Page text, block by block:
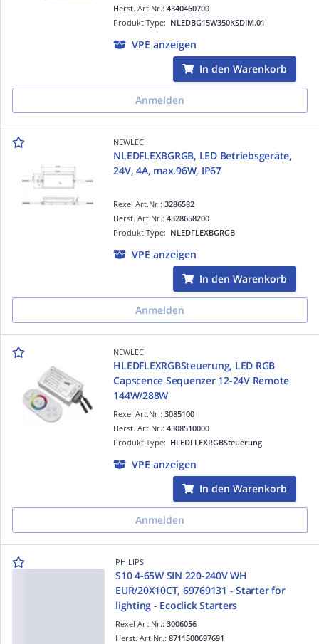
Produkt Type: NLEDBG15W350KSDIM.01
Herst. Art.Nr.:4340460700
VPE anzeigen
In den Warenkorb
Anmelden
NEWLEC
NLEDFLEXBGRGB, LED Betriebsgeräte,
24V, 4A, max.96W, IP67
Rexel Art.Nr.:3286582
Produkt Type: NLEDFLEXBGRGB
Herst. Art.Nr.:4328658200
VPE anzeigen
In den Warenkorb
Anmelden
NEWLEC
HLEDFLEXRGBSteuerung, LED RGB
Capscence Sequenzer 12-24V Remote
144W/288W
Rexel Art.Nr.:3085100
Produkt Type: HLEDFLEXRGBSteuerung
Herst. Art.Nr.:4308510000
VPE anzeigen
In den Warenkorb
Anmelden
PHILIPS
S10 4-65W SIN 220-240V WH
EUR/20X10CT, 69769131 - Starter for
lighting - Ecoclick Starters
Rexel Art.Nr.: 3006056
Herst. Art.Nr.: 8711500697691